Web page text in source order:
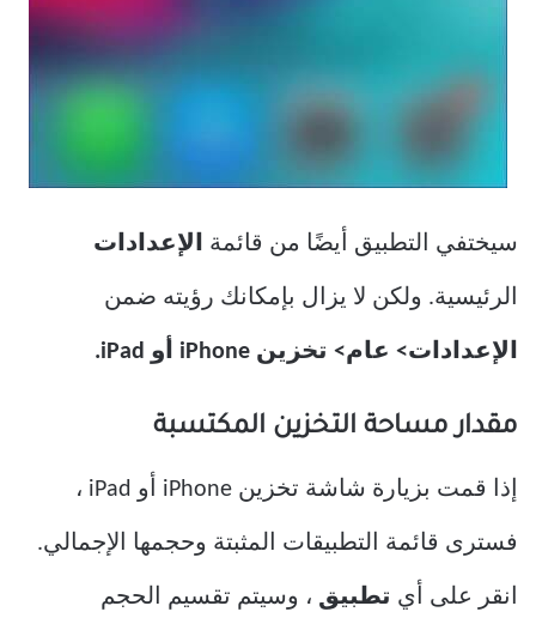
سيختفي التطبيق أيضًا من قائمة الإعدادات
الرئيسية. ولكن لا يزال بإمكانك رؤيته ضمن
الإعدادات> عام> تخزين iPhone أو iPad.
مقدار مساحة التخزين المكتسبة
إذا قمت بزيارة شاشة تخزين iPhone أو iPad ،
فسترى قائمة التطبيقات المثبتة وحجمها الإجمالي.
انقر على أي تطبيق ، وسيتم تقسيم الحجم